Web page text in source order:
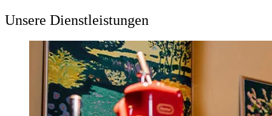
Unsere Dienstleistungen